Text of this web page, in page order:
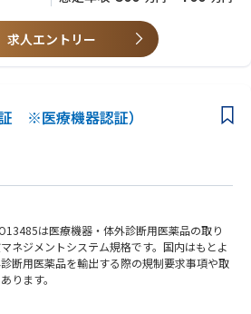
部】
イオアナリシス、CMC関連試験、抗体医薬
所、大学の研究室等
求人エントリー
※医療機器認証）
は医療機器・体外診断用医薬品の取り
ネジメントシステム規格です。国内はもとよ
断用医薬品を輸出する際の規制要求事項や取
ります。